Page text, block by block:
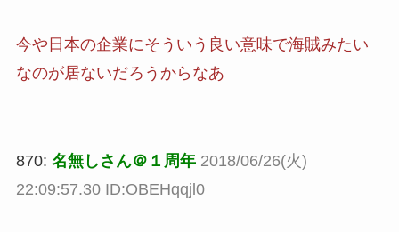
今や日本の企業にそういう良い意味で海賊みたい
なのが居ないだろうからなあ
870: 名無しさん＠１周年 2018/06/26(火)
22:09:57.30 ID:OBEHqqjl0